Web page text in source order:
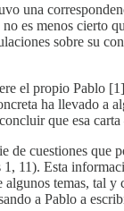
una
es menos cierto
sobre su
el propio Pablo
ha llevado a
que esa
de cuestiones
11). Esta
temas,
a Pablo a